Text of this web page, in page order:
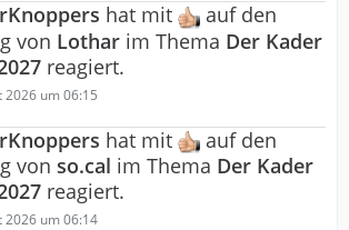
hat mit
auf den
von Lothar im Thema Der Kader
reagiert.
2026 um 06:15
hat mit
auf den
von so.cal im Thema Der Kader
reagiert.
2026 um 06:14